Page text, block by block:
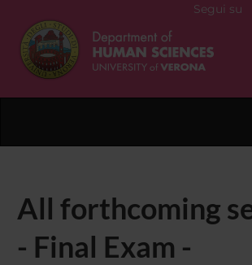
Segui su
All forthcoming
- Final Exam -